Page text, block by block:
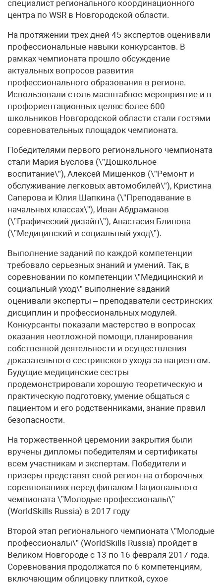
специалист регионального координационного
центра по WSR в Новгородской области.
На протяжении трех дней 45 экспертов оценивали
профессиональные навыки конкурсантов. В
рамках чемпионата прошло обсуждение
актуальных вопросов развития
профессионального образования в регионе.
Использовали столь масштабное мероприятие и в
профориентационных целях: более 600
школьников Новгородской области стали гостями
соревновательных площадок чемпионата.
Победителями первого регионального чемпионата
стали Мария Буслова (\”Дошкольное
воспитание\”), Алексей Мишенков (\”Ремонт и
обслуживание легковых автомобилей\”), Кристина
Саперова и Юлия Шапкина (\”Преподавание в
начальных классах\”), Иван Абдраманов
(\”Графический дизайн\”), Анастасия Блинова
(\”Медицинский и социальный уход\”).
Выполнение заданий по каждой компетенции
требовало серьезных знаний и умений. Так, в
соревновании по компетенции \”Медицинский и
социальный уход\” выполнение заданий
оценивали эксперты – преподаватели сестринских
дисциплин и профессиональных модулей.
Конкурсанты показали мастерство в вопросах
оказания неотложной помощи, планирования
собственной деятельности и осуществления
доказательного сестринского ухода за пациентом.
Будущие медицинские сестры
продемонстрировали хорошую теоретическую и
практическую подготовку, умение общаться с
пациентом и его родственниками, знание правил
безопасности.
На торжественной церемонии закрытия были
вручены дипломы победителям и сертификаты
всем участникам и экспертам. Победители и
призеры представят свой регион на отборочных
соревнованиях перед финалом Национального
чемпионата \”Молодые профессионалы\”
(WorldSkills Russia) в 2017 году
Второй этап регионального чемпионата \”Молодые
профессионалы\” (WorldSkills Russia) пройдет в
Великом Новгороде с 13 по 16 февраля 2017 года.
Соревнования продолжатся по 6 компетенциям,
включающим облицовку плиткой, сухое